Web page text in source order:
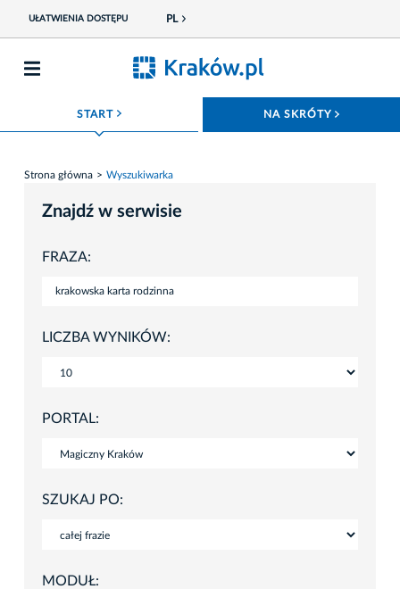
UŁATWIENIA DOSTĘPU PL
START ROZWIŃ MENU NA SKRÓTY
Strona główna Wyszukiwarka
Znajdź w serwisie
FRAZA:
LICZBA WYNIKÓW:
PORTAL:
SZUKAJ PO:
MODUŁ: